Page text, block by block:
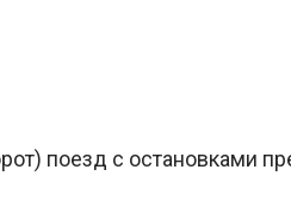
поезд с остановками